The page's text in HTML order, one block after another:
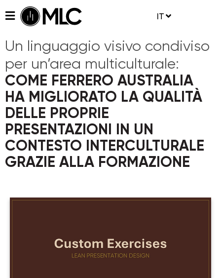
IT
Un linguaggio visivo condiviso
per un’area multiculturale:
COME FERRERO AUSTRALIA
HA MIGLIORATO LA QUALITÀ
DELLE PROPRIE
PRESENTAZIONI IN UN
CONTESTO INTERCULTURALE
GRAZIE ALLA FORMAZIONE